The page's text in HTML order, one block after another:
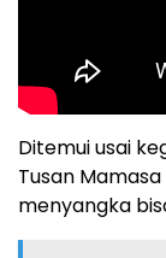
Ditemui usai
Tusan
menyangka